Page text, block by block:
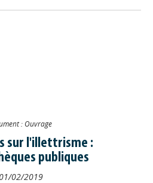
: Ouvrage
sur l'illettrisme :
publiques
02/2019